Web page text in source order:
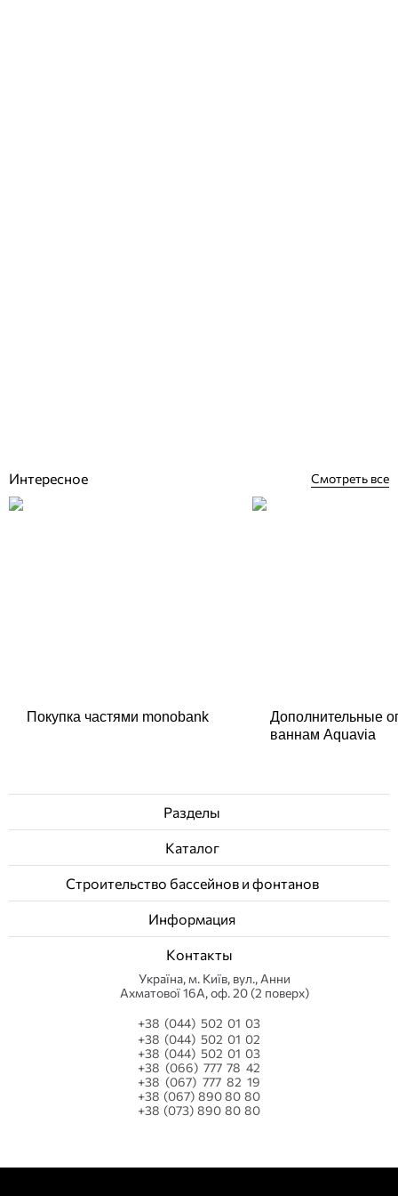
Интересное Смотреть все
Покупка частями monobank
Дополнительные
ваннам Aquavia
Разделы
Каталог
Строительство бассейнов и фонтанов
Информация
Контакты
Українa, м. Київ, вул., Анни
Ахматової 16А, оф. 20 (2 поверх)
+38 (044) 502 01 03
+38 (044) 502 01 02
+38 (044) 502 01 03
+38 (066) 777 78 42
+38 (067) 777 82 19
+38 (067) 890 80 80
+38 (073) 890 80 80